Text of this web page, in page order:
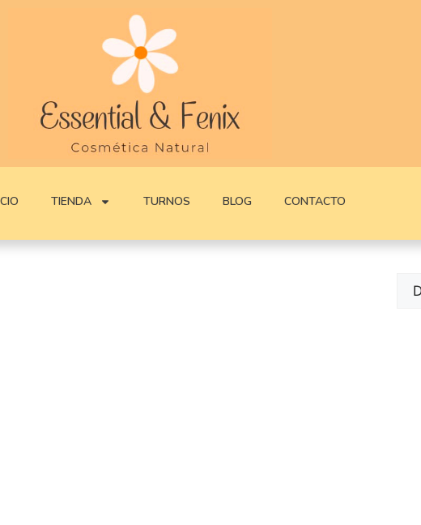
TIENDA TURNOS BLOG CONTACTO